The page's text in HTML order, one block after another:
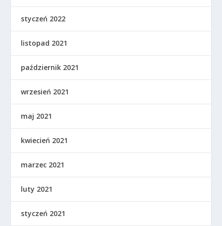
styczeń 2022
listopad 2021
październik 2021
wrzesień 2021
maj 2021
kwiecień 2021
marzec 2021
luty 2021
styczeń 2021